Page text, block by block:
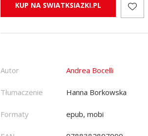
KUP NA SWIATKSIAZKI.PL
Autor Andrea Bocelli
Tłumaczenie Hanna Borkowska
Formaty epub, mobi